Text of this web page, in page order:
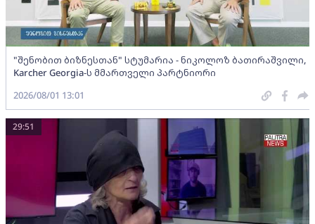
"შენობით ბიზნესთან" სტუმარია - ნიკოლოზ ბათირაშვილი,
Karcher Georgia-ს მმართველი პარტნიორი
2026/08/01 13:01
29:51